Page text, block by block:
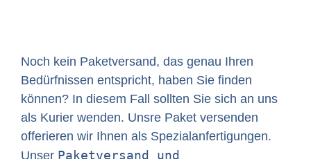
Noch kein Paketversand, das genau Ihren
Bedürfnissen entspricht, haben Sie finden
können? In diesem Fall sollten Sie sich an uns
als Kurier wenden. Unsre Paket versenden
offerieren wir Ihnen als Spezialanfertigungen.
Unser Paketversand und